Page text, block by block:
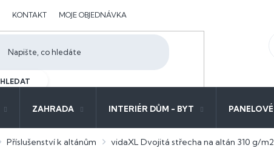
KONTAKT MOJE OBJEDNÁVKA
HLEDAT
ZAHRADA INTERIÉR DŮM - BYT
Příslušenství k altánům vidaXL Dvojitá střecha na altán 310 g/